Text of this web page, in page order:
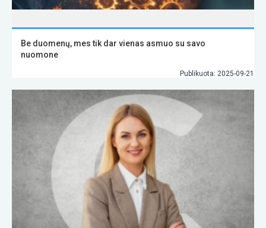
Be duomenų, mes tik dar vienas asmuo su savo
nuomone
Publikuota: 2025-09-21